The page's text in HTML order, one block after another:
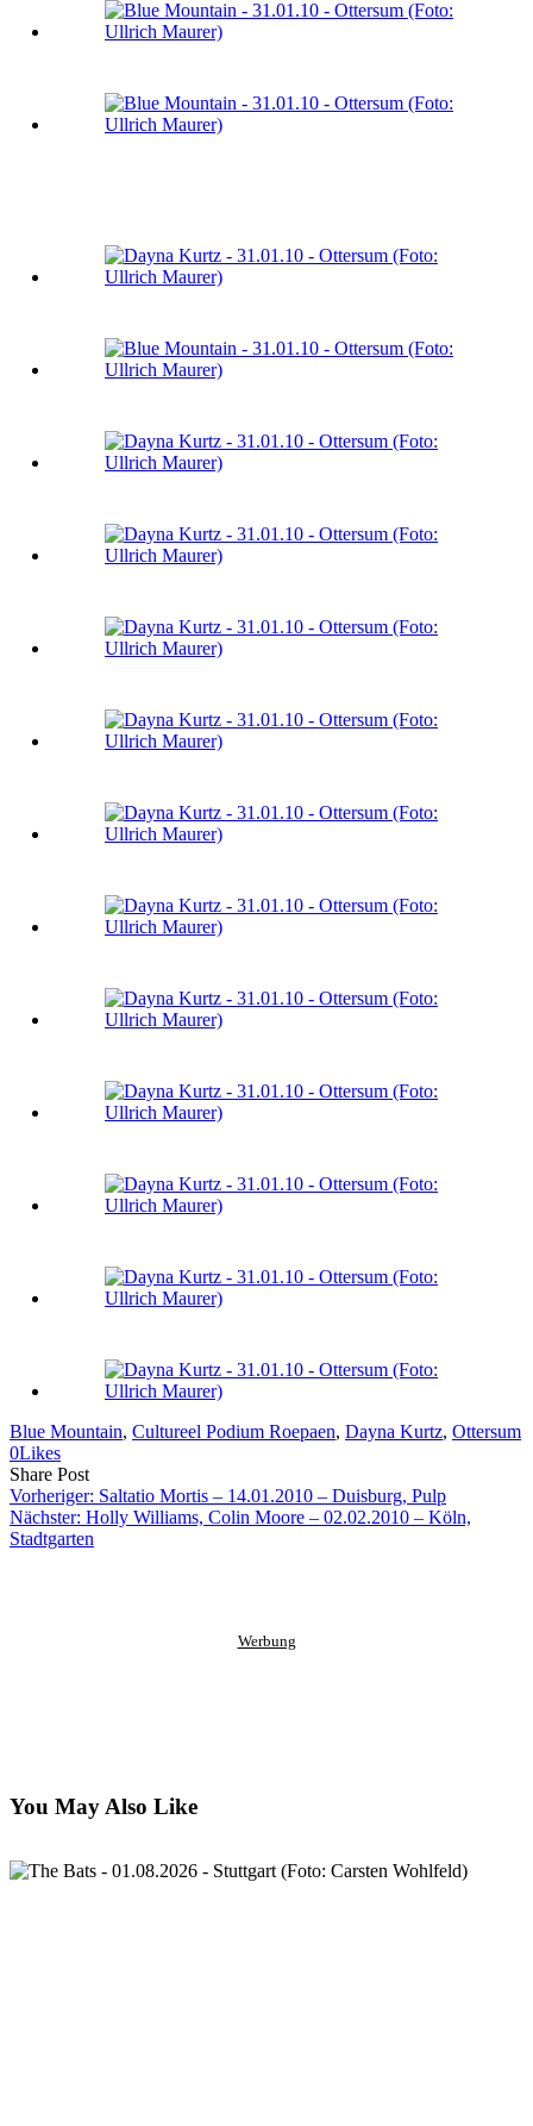
Blue Mountain, Cultureel Podium Roepaen, Dayna Kurtz, Ottersum
0Likes
Share PostShare
on
Facebook
Copy
URL
to
clipboard
Send
Link
via
eMail
Vorheriger: Saltatio Mortis – 14.01.2010 – Duisburg, Pulp
Nächster: Holly Williams, Colin Moore – 02.02.2010 – Köln,
Stadtgarten
Werbung
You May Also Like